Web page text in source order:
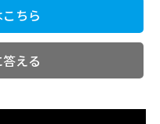
ちら
える